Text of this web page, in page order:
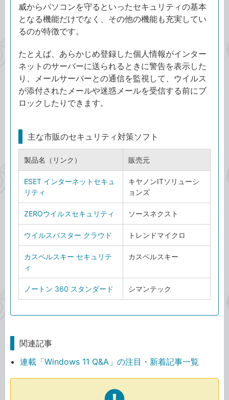
威からパソコンを守るといったセキュリティの基本
となる機能だけでなく、その他の機能も充実してい
るのが特徴です。
たとえば、あらかじめ登録した個人情報がインター
ネットのサーバーに送られるときに警告を表示した
り、メールサーバーとの通信を監視して、ウイルス
が添付されたメールや迷惑メールを受信する前にブ
ロックしたりできます。
主な市販のセキュリティ対策ソフト
製品名（リンク） 販売元
ESET インターネットセキュ
リティ
キヤノンITソリューシ
ョンズ
ZEROウイルスセキュリティ ソースネクスト
ウイルスバスター クラウド トレンドマイクロ
カスペルスキー セキュリテ
ィ
カスペルスキー
ノートン 360 スタンダード シマンテック
関連記事
連載「Windows 11 Q&A」の注目・新着記事一覧